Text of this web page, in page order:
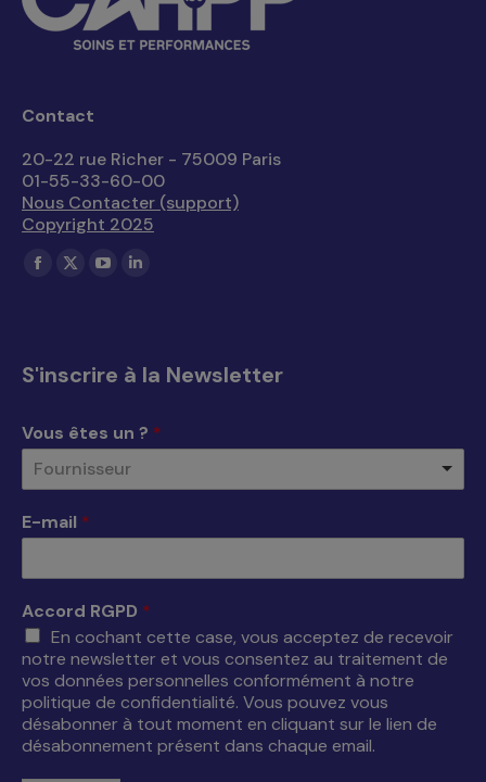
Contact
20-22 rue Richer - 75009 Paris
01-55-33-60-00
Nous Contacter (support)
Copyright 2025
Trouvez nous sur :
La
dans
nouvelle
fenêtre
La
dans
nouvelle
fenêtre
La
dans
nouvelle
fenêtre
La
dans
nouvelle
S'inscrire à la Newsletter
Vous êtes un ? *
Fournisseur
E-mail *
Accord RGPD *
En cochant cette case, vous acceptez de recevoir
notre newsletter et vous consentez au traitement de
vos données personnelles conformément à notre
politique de confidentialité. Vous pouvez vous
désabonner à tout moment en cliquant sur le lien de
désabonnement présent dans chaque email.